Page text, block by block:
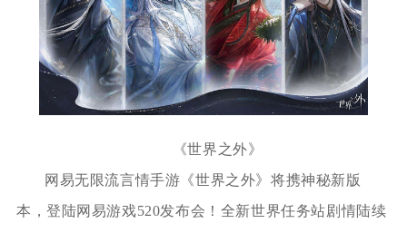
《世界之外》
网易无限流言情手游《世界之外》将携神秘新版
本，登陆网易游戏520发布会！全新世界任务站剧情陆续